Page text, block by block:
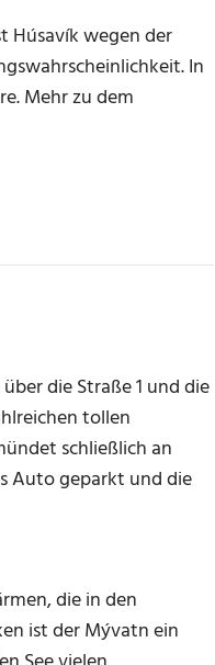
Húsavík wegen der
In
Mehr zu dem
die Straße 1 und die
tollen
schließlich an
Auto geparkt und die
die in den
ist der Mývatn ein